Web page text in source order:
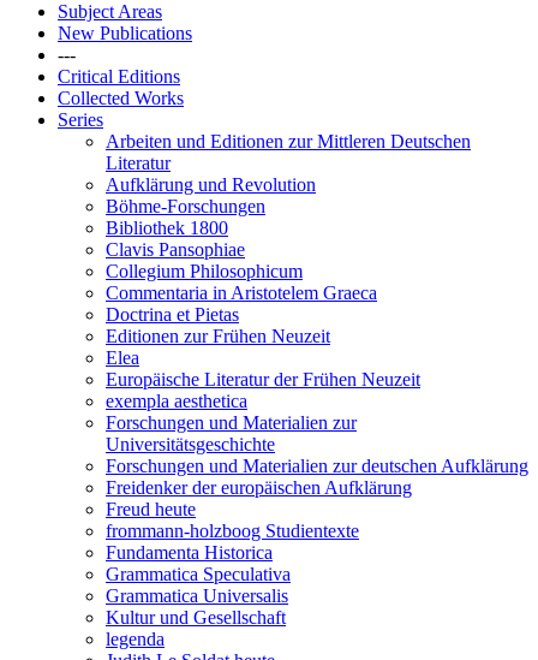
Subject Areas
New Publications
---
Critical Editions
Collected Works
Series
Arbeiten und Editionen zur Mittleren Deutschen
Literatur
Aufklärung und Revolution
Böhme-Forschungen
Bibliothek 1800
Clavis Pansophiae
Collegium Philosophicum
Commentaria in Aristotelem Graeca
Doctrina et Pietas
Editionen zur Frühen Neuzeit
Elea
Europäische Literatur der Frühen Neuzeit
exempla aesthetica
Forschungen und Materialien zur
Universitätsgeschichte
Forschungen und Materialien zur deutschen Aufklärung
Freidenker der europäischen Aufklärung
Freud heute
frommann-holzboog Studientexte
Fundamenta Historica
Grammatica Speculativa
Grammatica Universalis
Kultur und Gesellschaft
legenda